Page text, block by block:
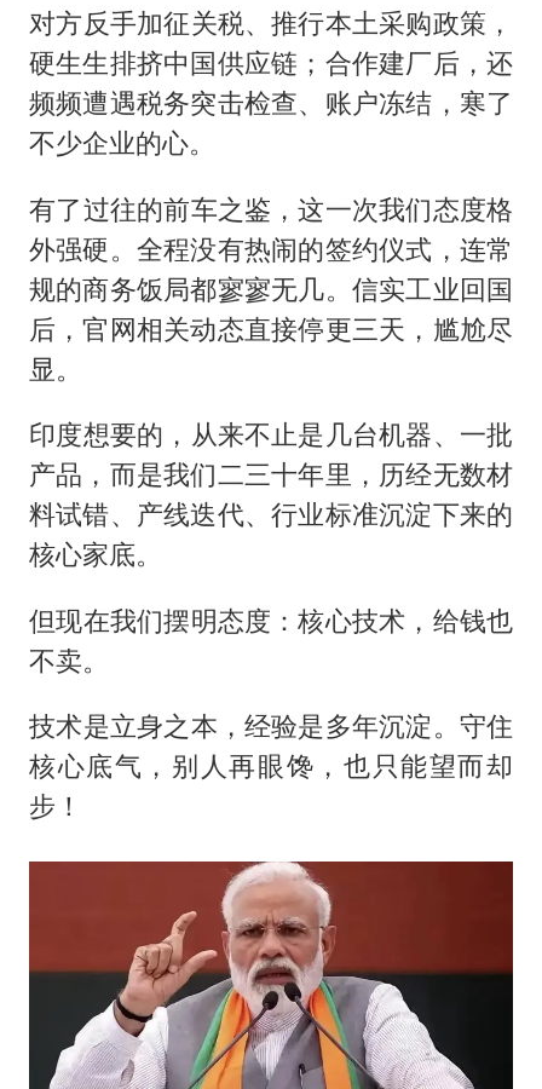
​​对方反手加征关税、推行本土采购政策，
硬生生排挤中国供应链；合作建厂后，还
频频遭遇税务突击检查、账户冻结，寒了
不少企业的心。
​​有了过往的前车之鉴，这一次我们态度格
外强硬。全程没有热闹的签约仪式，连常
规的商务饭局都寥寥无几。信实工业回国
后，官网相关动态直接停更三天，尴尬尽
显。
​​印度想要的，从来不止是几台机器、一批
产品，而是我们二三十年里，历经无数材
料试错、产线迭代、行业标准沉淀下来的
核心家底。
​​但现在我们摆明态度：核心技术，给钱也
不卖。
​​技术是立身之本，经验是多年沉淀。守住
核心底气，别人再眼馋，也只能望而却
步！